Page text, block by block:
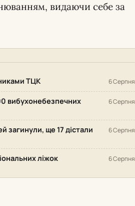
видаючи себе за
ТЦК 6 Серпня
вибухонебезпечних
6 Серпня
загинули, ще 17 дістали
6 Серпня
ліжок 6 Серпня